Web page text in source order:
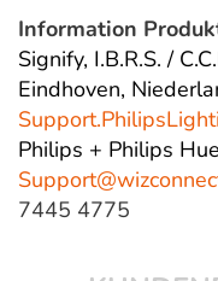
Information
Signify, I.B.R.S. /
Eindhoven,
Philips + Philips
7445 4775